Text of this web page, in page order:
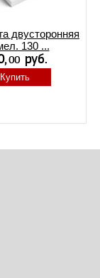
двусторонняя
130 ...
Купить